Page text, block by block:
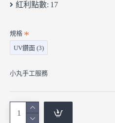
紅利點數: 17
規格
UV鑽面 (3)
小丸手工服務